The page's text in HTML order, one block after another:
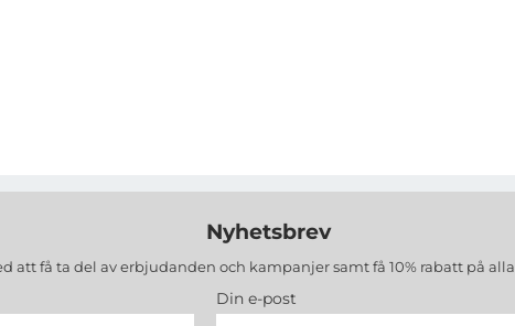
Nyhetsbrev
att få ta del av erbjudanden och kampanjer samt få 10% rabatt på alla
Din e-post